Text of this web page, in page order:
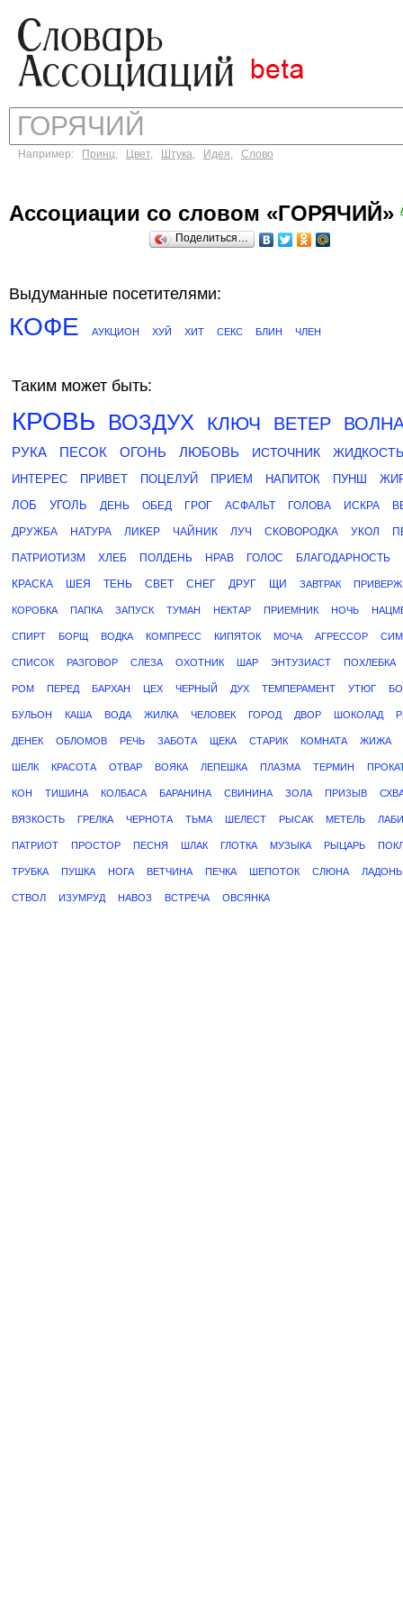
Например: Принц, Цвет, Штука, Идея, Слово
Ассоциации со словом «ГОРЯЧИЙ»
Поделиться…
Выдуманные посетителями:
КОФЕ АУКЦИОН ХУЙ ХИТ СЕКС БЛИН ЧЛЕН
Таким может быть:
КРОВЬ ВОЗДУХ КЛЮЧ ВЕТЕР
РУКА ПЕСОК ОГОНЬ ЛЮБОВЬ ИСТОЧНИК ЖИДКОСТЬ
ИНТЕРЕС ПРИВЕТ ПОЦЕЛУЙ ПРИЕМ НАПИТОК ПУНШ
ЛОБ
УГОЛЬ ДЕНЬ ОБЕД ГРОГ АСФАЛЬТ ГОЛОВА ИСКРА
ДРУЖБА НАТУРА ЛИКЕР ЧАЙНИК ЛУЧ СКОВОРОДКА УКОЛ
ПАТРИОТИЗМ ХЛЕБ ПОЛДЕНЬ НРАВ ГОЛОС БЛАГОДАРНОСТЬ
КРАСКА ШЕЯ ТЕНЬ СВЕТ СНЕГ ДРУГ ЩИ ЗАВТРАК
КОРОБКА ПАПКА ЗАПУСК ТУМАН НЕКТАР ПРИЕМНИК НОЧЬ
СПИРТ БОРЩ ВОДКА КОМПРЕСС КИПЯТОК МОЧА АГРЕССОР
СПИСОК РАЗГОВОР СЛЕЗА ОХОТНИК ШАР ЭНТУЗИАСТ ПОХЛЕБКА
РОМ ПЕРЕД БАРХАН ЦЕХ ЧЕРНЫЙ ДУХ ТЕМПЕРАМЕНТ УТЮГ
БУЛЬОН КАША ВОДА ЖИЛКА ЧЕЛОВЕК ГОРОД ДВОР ШОКОЛАД
ДЕНЕК ОБЛОМОВ РЕЧЬ ЗАБОТА ЩЕКА СТАРИК КОМНАТА ЖИЖА
ШЕЛК КРАСОТА ОТВАР ВОЯКА ЛЕПЕШКА ПЛАЗМА ТЕРМИН
КОН ТИШИНА КОЛБАСА БАРАНИНА СВИНИНА ЗОЛА ПРИЗЫВ
ВЯЗКОСТЬ ГРЕЛКА ЧЕРНОТА ТЬМА ШЕЛЕСТ РЫСАК МЕТЕЛЬ
ПАТРИОТ ПРОСТОР ПЕСНЯ ШЛАК ГЛОТКА МУЗЫКА РЫЦАРЬ
ТРУБКА ПУШКА НОГА ВЕТЧИНА ПЕЧКА ШЕПОТОК СЛЮНА ЛАДОНЬ
СТВОЛ ИЗУМРУД НАВОЗ ВСТРЕЧА ОВСЯНКА